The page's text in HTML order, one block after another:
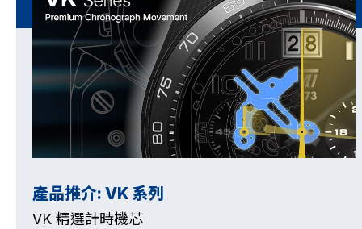
產品推介: VK 系列
VK 精選計時機芯